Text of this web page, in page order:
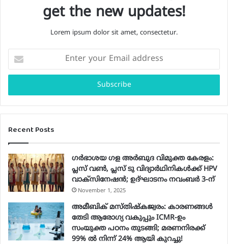
get the new updates!
Lorem ipsum dolor sit amet, consectetur.
t
r
y
u
m
a
i
l
a
d
d
r
Recent Posts
ഗർഭാശയ ഗള അർബുദ വിമുക്ത കേരളം:
പ്ലസ് വൺ, പ്ലസ് ടു വിദ്യാർഥിനികൾക്ക് HPV
വാക്‌സിനേഷൻ; ഉദ്ഘാടനം നവംബർ 3-ന്
November 1, 2025
അമീബിക് മസ്തിഷ്കജ്വരം: കാരണങ്ങൾ
തേടി ആരോഗ്യ വകുപ്പും ICMR-ഉം
സംയുക്ത പഠനം തുടങ്ങി; മരണനിരക്ക്
99% ൽ നിന്ന് 24% ആയി കുറച്ചു!